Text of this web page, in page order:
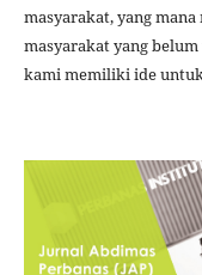
masyarakat, yang
masyarakat yang
kami memiliki ide